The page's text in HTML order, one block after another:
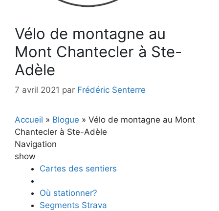
Vélo de montagne au
Mont Chantecler à Ste-
Adèle
7 avril 2021 par Frédéric Senterre
Accueil » Blogue » Vélo de montagne au Mont
Chantecler à Ste-Adèle
Navigation
show
Cartes des sentiers
Où stationner?
Segments Strava